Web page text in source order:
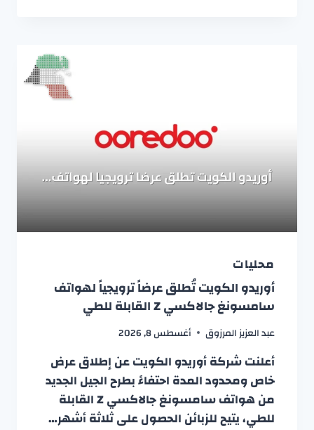
محليات
أوريدو الكويت تُطلق عرضاً ترويجياً لهواتف
سامسونغ جالاكسي Z القابلة للطي
عبد العزيز المرزوق أغسطس 8, 2026
أعلنت شركة أوريدو الكويت عن إطلاق عرض
خاص ومحدود المدة احتفاءً بطرح الجيل الجديد
من هواتف سامسونغ جالاكسي Z القابلة
للطي، يتيح للزبائن الحصول على ثلاثة أشهر…